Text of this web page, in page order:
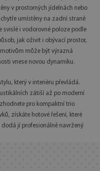
v prostorných jídelnách nebo
umístěny na zadní straně
svislé i vodorovné poloze podle
jak oživit i obývací prostor,
může být výrazná
vnese novou dynamiku.
který v interiéru převládá.
zátiší až po moderní
pro kompaktní trio
získáte hotové řešení, které
dodá jí profesionálně navržený